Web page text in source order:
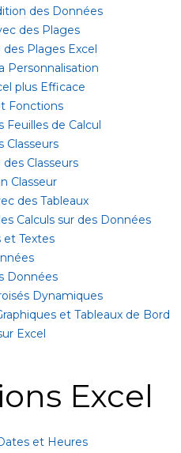
des Données
des Plages
Plages Excel
Personnalisation
plus Efficace
Fonctions
Feuilles de Calcul
Classeurs
Classeurs
Classeur
des Tableaux
Calculs sur des Données
et Textes
Données
Dynamiques
et Tableaux de Bord
Excel
Excel
et Heures